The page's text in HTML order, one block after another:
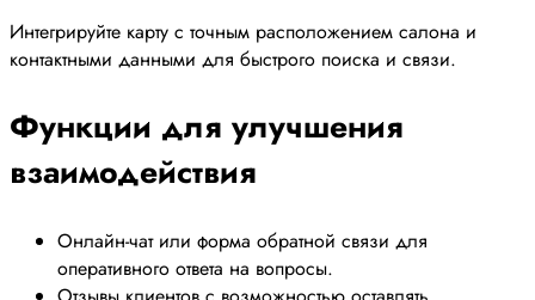
Интегрируйте карту с точным расположением салона и
контактными данными для быстрого поиска и связи.
Функции для улучшения
взаимодействия
Онлайн-чат или форма обратной связи для
оперативного ответа на вопросы.